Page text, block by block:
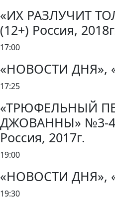
«ИХ РАЗЛУЧИТ
(12+) Россия,
17:00
«НОВОСТИ ДНЯ»,
17:25
«ТРЮФЕЛЬНЫЙ
ДЖОВАННЫ» №3-4
Россия, 2017г.
19:00
«НОВОСТИ ДНЯ»,
19:30